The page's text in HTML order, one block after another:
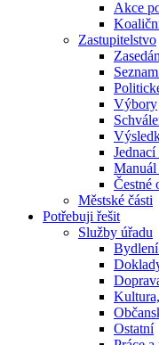
Akce
Zastupitelstvo
Výbory
Čestné
Městské části
Potřebuji řešit
Služby úřadu
Ostatní